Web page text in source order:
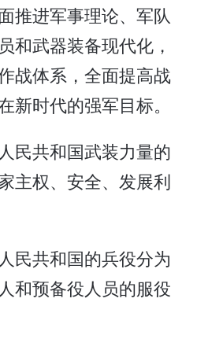
推进军事理论、军队
和武器装备现代化，
战体系，全面提高战
新时代的强军目标。
民共和国武装力量的
主权、安全、发展利
共和国的兵役分为
和预备役人员的服役